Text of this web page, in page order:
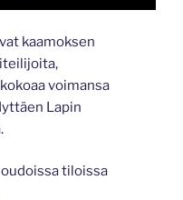
kaamoksen
voimansa
Lapin
tiloissa